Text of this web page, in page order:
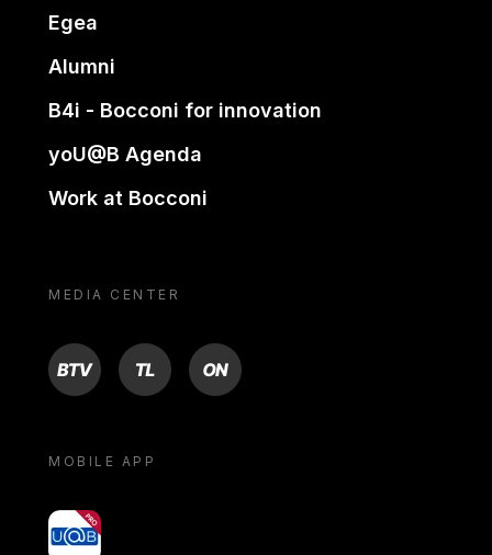
Egea
Alumni
B4i - Bocconi for innovation
yoU@B Agenda
Work at Bocconi
MEDIA CENTER
BTV TL ON
MOBILE APP
yoU@B